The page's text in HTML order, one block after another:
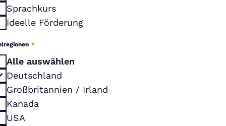
Sprachkurs
Ideelle Förderung
*
Alle auswählen
Deutschland
Großbritannien / Irland
Kanada
USA